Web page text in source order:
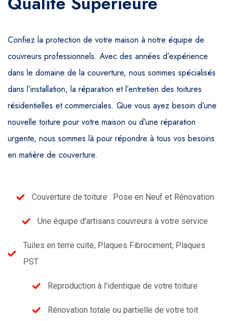
Confiez la protection de votre maison à notre équipe de
couvreurs professionnels. Avec des années d’expérience
dans le domaine de la couverture, nous sommes spécialisés
dans l’installation, la réparation et l’entretien des toitures
résidentielles et commerciales. Que vous ayez besoin d’une
nouvelle toiture pour votre maison ou d’une réparation
urgente, nous sommes là pour répondre à tous vos besoins
en matière de couverture.
Couverture de toiture : Pose en Neuf et Rénovation
Une équipe d'artisans couvreurs à votre service
Tuiles en terre cuite, Plaques Fibrociment, Plaques
PST
Reproduction à l'identique de votre toiture
Rénovation totale ou partielle de votre toit